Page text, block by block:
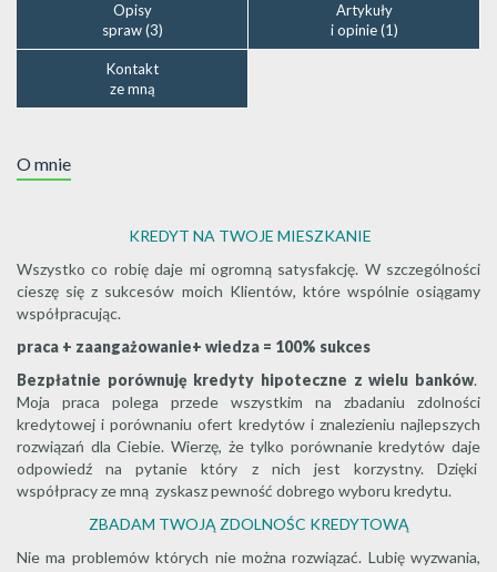
Opisy
spraw (3)
Artykuły
i opinie (1)
Kontakt
ze mną
O mnie
KREDYT NA TWOJE MIESZKANIE
Wszystko co robię daje mi ogromną satysfakcję. W szczególności
cieszę się z sukcesów moich Klientów, które wspólnie osiągamy
współpracując.
praca + zaangażowanie+ wiedza = 100% sukces
Bezpłatnie porównuję kredyty hipoteczne z wielu banków.
Moja praca polega przede wszystkim na zbadaniu zdolności
kredytowej i porównaniu ofert kredytów i znalezieniu najlepszych
rozwiązań dla Ciebie. Wierzę, że tylko porównanie kredytów daje
odpowiedź na pytanie który z nich jest korzystny. Dzięki
współpracy ze mną zyskasz pewność dobrego wyboru kredytu.
ZBADAM TWOJĄ ZDOLNOŚC KREDYTOWĄ
Nie ma problemów których nie można rozwiązać. Lubię wyzwania,